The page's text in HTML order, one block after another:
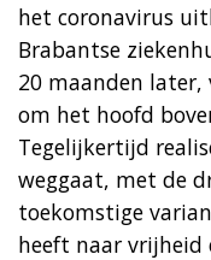
het coronavirus
Brabantse
20 maanden
om het hoofd
Tegelijkertijd
weggaat, met de
toekomstige
heeft naar vrijheid